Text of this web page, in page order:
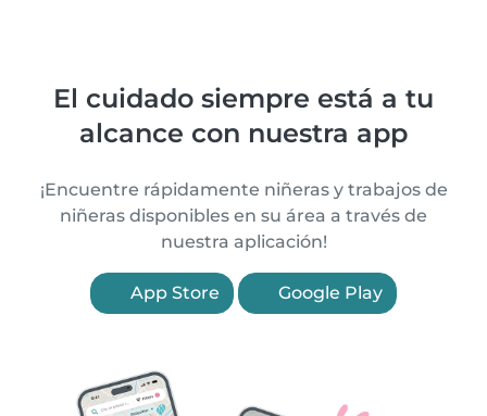
El cuidado siempre está a tu
alcance con nuestra app
¡Encuentre rápidamente niñeras y trabajos de
niñeras disponibles en su área a través de
nuestra aplicación!
App Store Google Play